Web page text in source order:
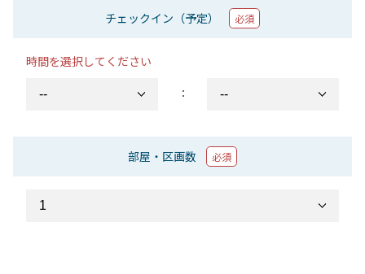
チェックイン（予定） 必須
時間を選択してください
：
部屋・区画数 必須